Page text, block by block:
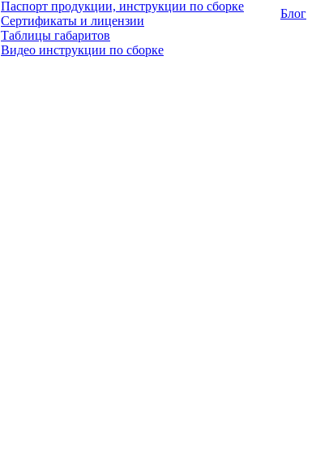
Паспорт продукции, инструкции по сборке
Сертификаты и лицензии
Таблицы габаритов
Видео инструкции по сборке
Блог